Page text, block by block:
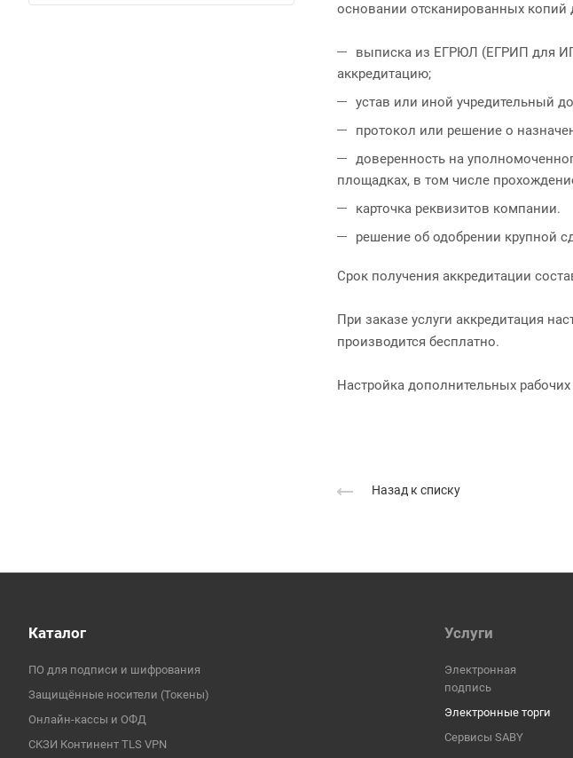
основании отсканированных копий
выписка из ЕГРЮЛ (ЕГРИП для
аккредитацию;
устав или иной учредительный
протокол или решение о
доверенность на
площадках, в том числе
карточка реквизитов компании.
решение об одобрении крупной
Срок получения аккредитации
При заказе услуги аккредитация
производится бесплатно.
Настройка дополнительных
Назад к списку
Каталог
ПО для подписи и шифрования
Защищённые носители (Токены)
Онлайн-кассы и ОФД
СКЗИ Континент TLS VPN
Услуги
Электронная
подпись
Электронные торги
Сервисы SABY